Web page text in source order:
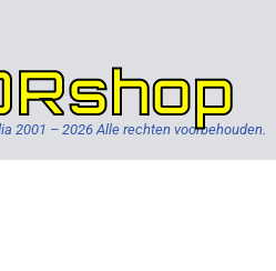
2001 – 2026 Alle rechten voorbehouden.